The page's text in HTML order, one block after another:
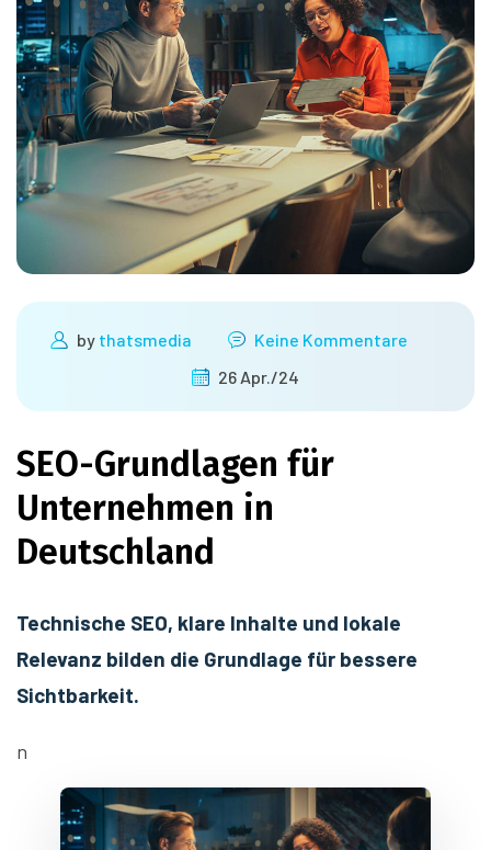
by thatsmedia
Keine Kommentare
26 Apr./24
SEO-Grundlagen für
Unternehmen in
Deutschland
Technische SEO, klare Inhalte und lokale
Relevanz bilden die Grundlage für bessere
Sichtbarkeit.
n